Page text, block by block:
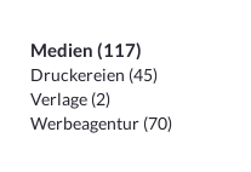
Medien (117)
Druckereien (45)
Verlage (2)
Werbeagentur (70)